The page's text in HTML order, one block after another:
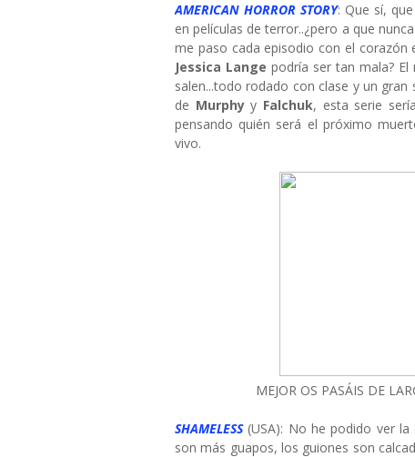
AMERICAN HORROR STORY: Que sí,
en películas de terror..¿pero a que
me paso cada episodio con el corazón
Jessica Lange podría ser tan mala?
salen...todo rodado con clase y un
de Murphyy Falchuk, esta serie
pensando quién será el próximo
vivo.
MEJOR OS PASÁIS DE
SHAMELESS(USA): No he podido ver la
son más guapos, los guiones son